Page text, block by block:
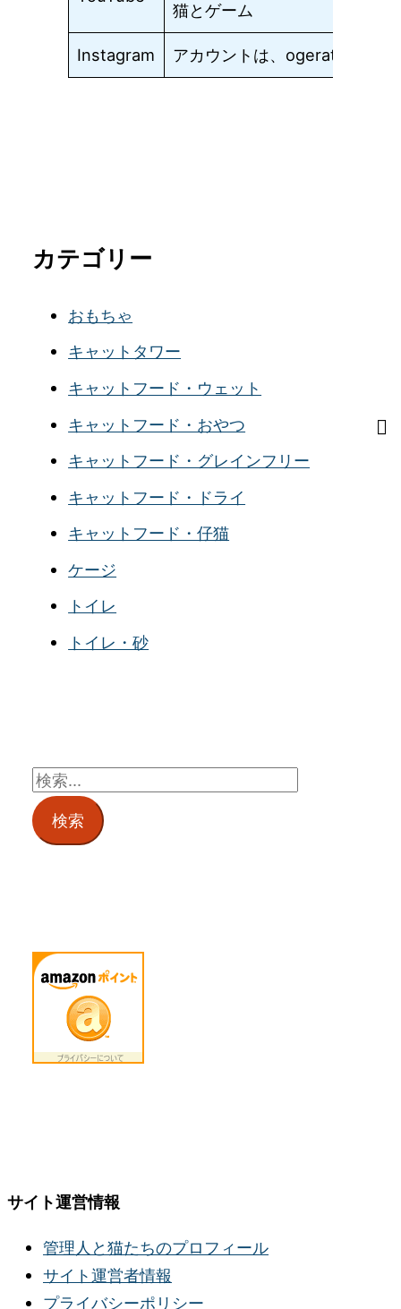
猫とゲーム
Instagram アカウントは、
カテゴリー
おもちゃ
キャットタワー
キャットフード・ウェット
キャットフード・おやつ
キャットフード・グレインフリー
キャットフード・ドライ
キャットフード・仔猫
ケージ
トイレ
トイレ・砂
サイト運営情報
管理人と猫たちのプロフィール
サイト運営者情報
プライバシーポリシー